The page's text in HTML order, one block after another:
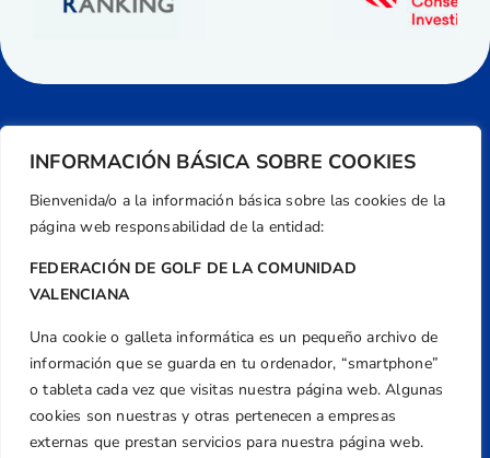
INFORMACIÓN BÁSICA SOBRE COOKIES
Bienvenida/o a la información básica sobre las cookies de la
página web responsabilidad de la entidad:
FEDERACIÓN DE GOLF DE LA COMUNIDAD
VALENCIANA
Una cookie o galleta informática es un pequeño archivo de
información que se guarda en tu ordenador, “smartphone”
o tableta cada vez que visitas nuestra página web. Algunas
cookies son nuestras y otras pertenecen a empresas
externas que prestan servicios para nuestra página web.
Dirección
Centre de L´Esport, Carrer d'Isaac Peral i
Caballero, Nº 5, Despachos 2 y 3, 46980,
Valencia